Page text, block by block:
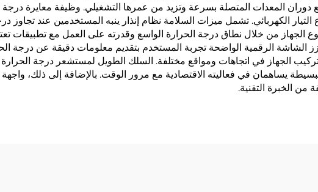
دوران المعدات المتصلة بسرعة وتزيد من عمرها التشغيلي. وظيفة معايرة درجة
التيار الكهربائي. تشمل ميزات السلامة نظام إنذار ينبه المستخدمين عند
الجهاز من خلال نطاق درجة الحرارة الواسع وقدرته على العمل مع تطبيقات
الشاشة الرقمية الواضحة تجربة المستخدم بتقديم معلومات دقيقة عن درجة
الجهاز في اتجاهات ومواقع مختلفة. السلك الطويل لمستشعر درجة الحرارة
يساهمان في فعاليته الاقتصادية مع مرور الوقت. بالإضافة إلى ذلك،
الخبرة التقنية.